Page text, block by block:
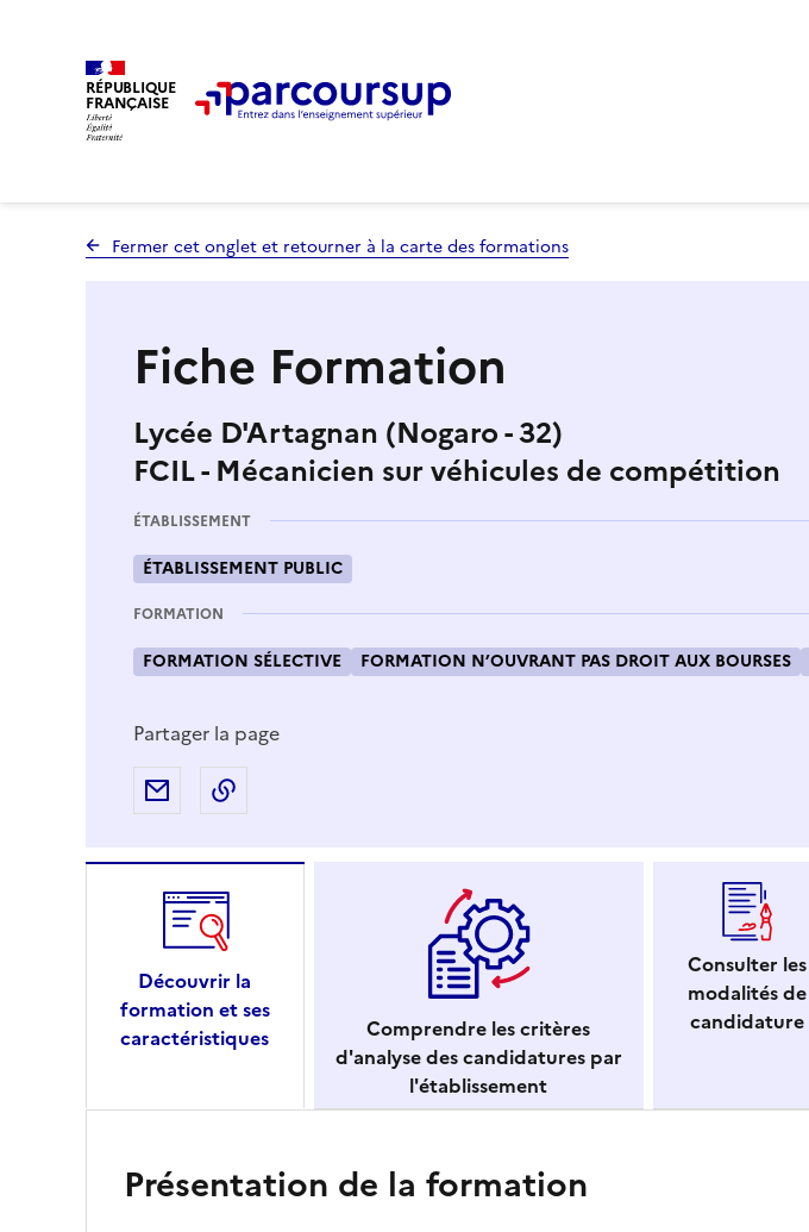
RÉPUBLIQUE
FRANÇAISE
Fermer cet onglet et retourner à la carte des formations
Fiche Formation
Lycée D'Artagnan (Nogaro - 32)
FCIL - Mécanicien sur véhicules de compétition
ÉTABLISSEMENT
ÉTABLISSEMENT PUBLIC
FORMATION
FORMATION SÉLECTIVE FORMATION N’OUVRANT PAS DROIT AUX BOURSES
Partager la page
Partager par e-mail
Découvrir la
formation et ses
caractéristiques
Comprendre les critères
d'analyse des candidatures par
l'établissement
Consulter les
modalités de
candidature
Présentation de la formation